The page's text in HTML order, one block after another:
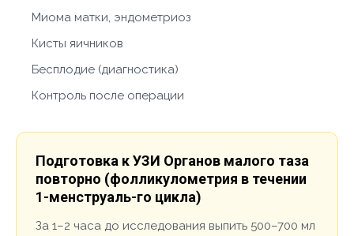
Миома матки, эндометриоз
Кисты яичников
Бесплодие (диагностика)
Контроль после операции
Подготовка к УЗИ Органов малого таза
повторно (фолликулометрия в течении
1-менструаль-го цикла)
За 1–2 часа до исследования выпить 500–700 мл